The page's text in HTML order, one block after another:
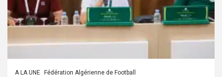
A LA UNE Fédération Algérienne de Football